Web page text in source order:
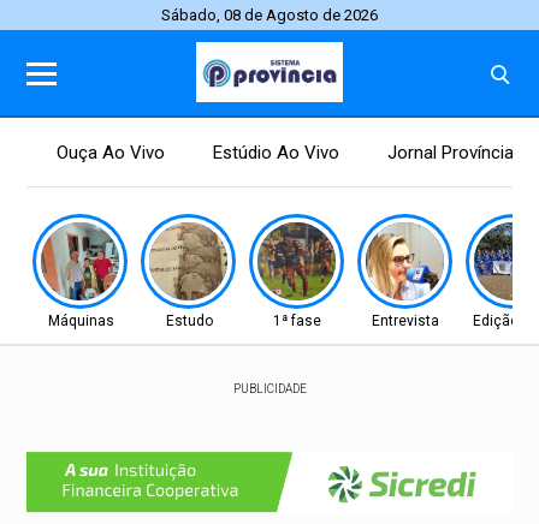
Sábado, 08 de Agosto de 2026
Ouça Ao Vivo Estúdio Ao Vivo Jornal Província
Máquinas Estudo 1ª fase Entrevista Edição
PUBLICIDADE